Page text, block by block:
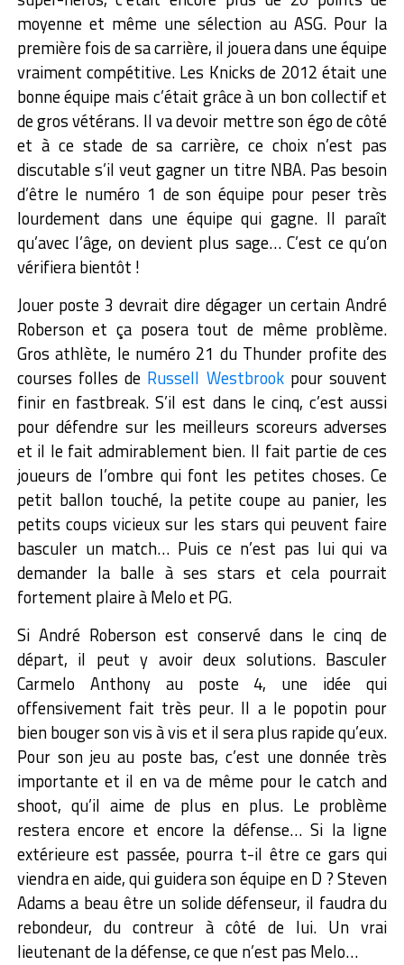
moyenne et même une sélection au ASG. Pour la
première fois de sa carrière, il jouera dans une équipe
vraiment compétitive. Les Knicks de 2012 était une
bonne équipe mais c’était grâce à un bon collectif et
de gros vétérans. Il va devoir mettre son égo de côté
et à ce stade de sa carrière, ce choix n’est pas
discutable s’il veut gagner un titre NBA. Pas besoin
d’être le numéro 1 de son équipe pour peser très
lourdement dans une équipe qui gagne. Il paraît
qu’avec l’âge, on devient plus sage… C’est ce qu’on
vérifiera bientôt !
Jouer poste 3 devrait dire dégager un certain André
Roberson et ça posera tout de même problème.
Gros athlète, le numéro 21 du Thunder profite des
courses folles de Russell Westbrookpour souvent
finir en fastbreak. S’il est dans le cinq, c’est aussi
pour défendre sur les meilleurs scoreurs adverses
et il le fait admirablement bien. Il fait partie de ces
joueurs de l’ombre qui font les petites choses. Ce
petit ballon touché, la petite coupe au panier, les
petits coups vicieux sur les stars qui peuvent faire
basculer un match… Puis ce n’est pas lui qui va
demander la balle à ses stars et cela pourrait
fortement plaire à Melo et PG.
Si André Roberson est conservé dans le cinq de
départ, il peut y avoir deux solutions. Basculer
Carmelo Anthony au poste 4, une idée qui
offensivement fait très peur. Il a le popotin pour
bien bouger son vis à vis et il sera plus rapide qu’eux.
Pour son jeu au poste bas, c’est une donnée très
importante et il en va de même pour le catch and
shoot, qu’il aime de plus en plus. Le problème
restera encore et encore la défense… Si la ligne
extérieure est passée, pourra t-il être ce gars qui
viendra en aide, qui guidera son équipe en D ? Steven
Adams a beau être un solide défenseur, il faudra du
rebondeur, du contreur à côté de lui. Un vrai
lieutenant de la défense, ce que n’est pas Melo…